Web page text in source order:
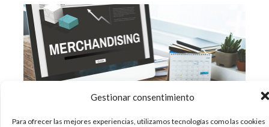
Gestionar consentimiento
Para ofrecer las mejores experiencias, utilizamos tecnologías como las cookies